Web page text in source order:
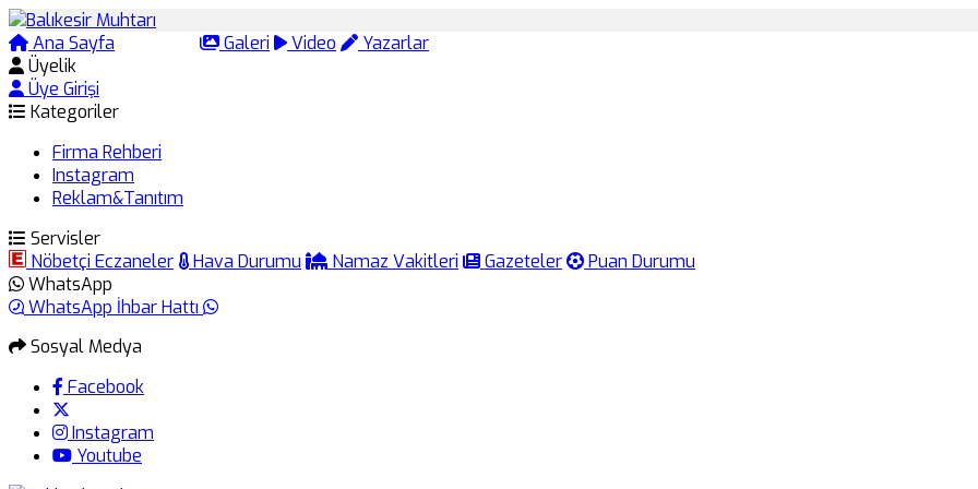
Ana Sayfa Galeri Video
Yazarlar
Üyelik
Üye Girişi
Kategoriler
Firma Rehberi
Instagram
Reklam&Tanıtım
Servisler
Nöbetçi Eczaneler
Hava Durumu Namaz Vakitleri Gazeteler
Puan Durumu
WhatsApp
WhatsApp İhbar Hattı
Sosyal Medya
Facebook
Instagram
Youtube